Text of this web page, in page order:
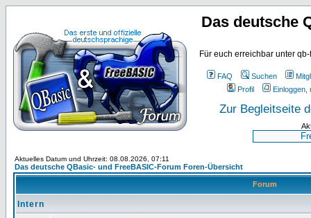
Das deutsche
Für euch erreichbar unter
FAQ Suchen
Profil
Einloggen,
Zur Begleitseite
Aktuelles Datum und Uhrzeit: 08.08.2026, 07:11
Das deutsche QBasic- und FreeBASIC-Forum Foren-Übersicht
Forum
Intern